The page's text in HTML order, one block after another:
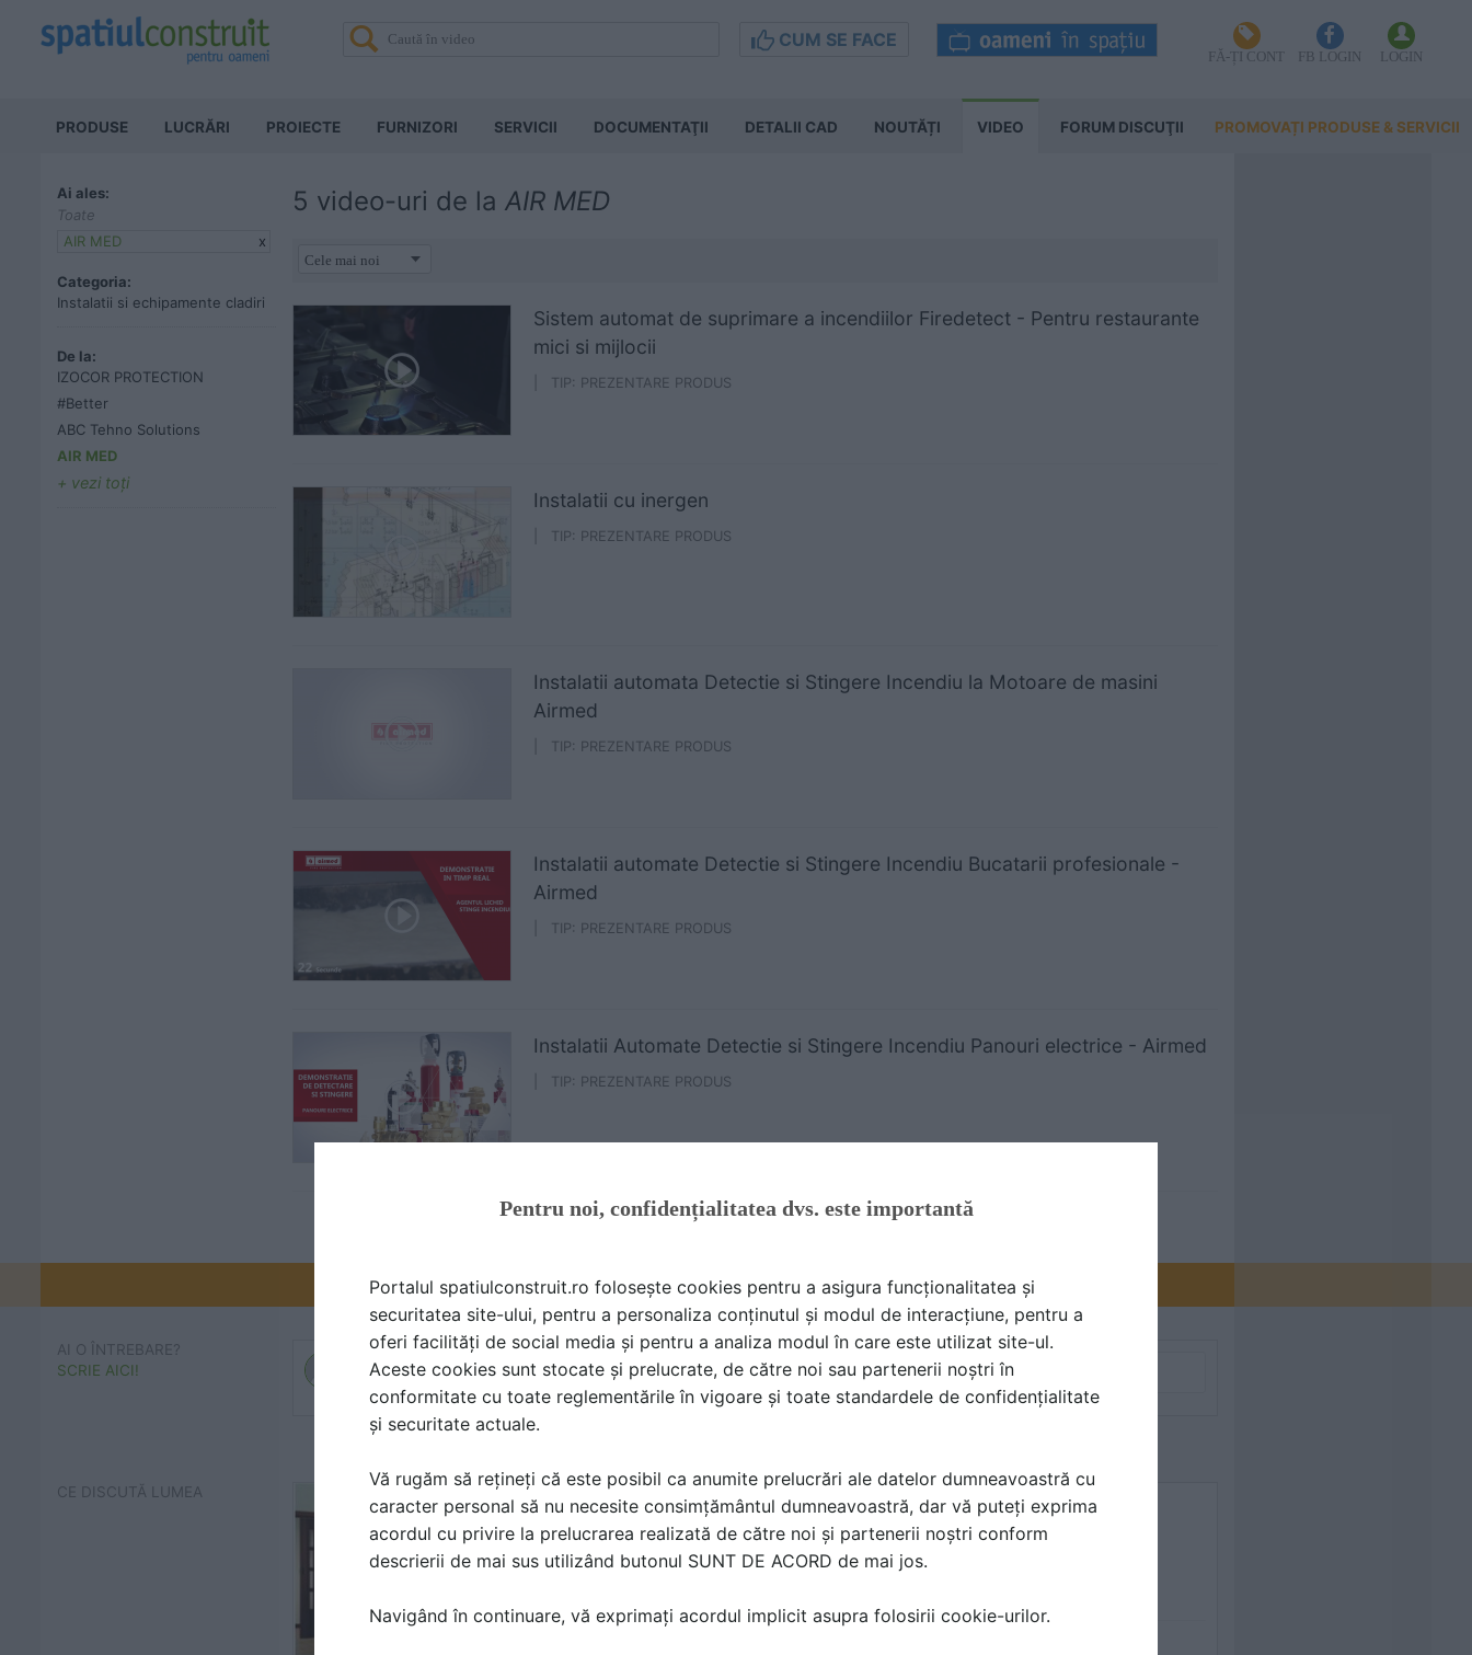
CUM SE FACE
FĂ-ȚI CONT FB LOGIN LOGIN
PRODUSE LUCRĂRI PROIECTE FURNIZORI SERVICII DOCUMENTAŢII DETALII CAD NOUTĂȚI VIDEO FORUM DISCUŢII PROMOVAȚI PRODUSE & SERVICII
Ai ales:
Toate
x
AIR MED
Categoria:
Instalatii si echipamente cladiri
De la:
IZOCOR PROTECTION
#Better
ABC Tehno Solutions
AIR MED
vezi toţi
5 video-uri de la AIR MED
Sistem automat de suprimare a incendiilor Firedetect - Pentru restaurante
mici si mijlocii
| TIP: PREZENTARE PRODUS
Instalatii cu inergen
| TIP: PREZENTARE PRODUS
Instalatii automata Detectie si Stingere Incendiu la Motoare de masini
Airmed
| TIP: PREZENTARE PRODUS
Instalatii automate Detectie si Stingere Incendiu Bucatarii profesionale -
Airmed
| TIP: PREZENTARE PRODUS
Instalatii Automate Detectie si Stingere Incendiu Panouri electrice - Airmed
| TIP: PREZENTARE PRODUS
Promovați-vă produsele și serviciile pe SpatiulConstruit.ro!
AI O ÎNTREBARE?
SCRIE AICI!
CE DISCUTĂ LUMEA
oferta de pret usi pliante
SC PROFOSERV SRLa scrisla data 16 Jun 2026, 13:13
Pentru noi, confidențialitatea dvs. este importantă
Portalul spatiulconstruit.ro folosește cookies pentru a asigura funcționalitatea și
securitatea site-ului, pentru a personaliza conținutul și modul de interacțiune, pentru a
oferi facilități de social media și pentru a analiza modul în care este utilizat site-ul.
Aceste cookies sunt stocate și prelucrate, de către noi sau partenerii noștri în
conformitate cu toate reglementările în vigoare și toate standardele de confidențialitate
și securitate actuale.
Vă rugăm să rețineți că este posibil ca anumite prelucrări ale datelor dumneavoastră cu
caracter personal să nu necesite consimțământul dumneavoastră, dar vă puteți exprima
acordul cu privire la prelucrarea realizată de către noi și partenerii noștri conform
descrierii de mai sus utilizând butonul SUNT DE ACORD de mai jos.
Navigând în continuare, vă exprimați acordul implicit asupra folosirii cookie-urilor.